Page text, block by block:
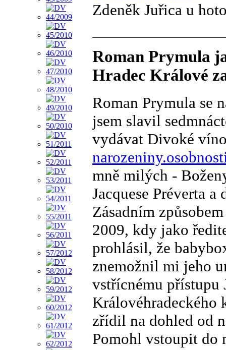
Zdeněk Juřica u
Roman Prymula
Hradec Králové
Roman Prymula se
jsem slavil
vydávat Divoké
mně milých -
Jacquese Préverta
Zásadním
2009, kdy jako
prohlásil, že
znemožnil mi jeho
vstřícnému přístupu
Královéhradeckého
zřídil na dohled od
Pomohl vstoupit do